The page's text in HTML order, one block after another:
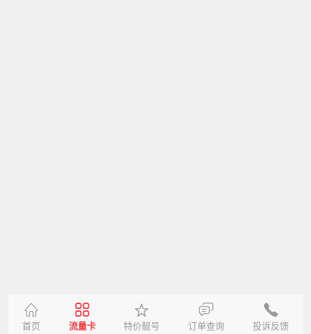
首页 流量卡 特价靓号 订单查询 投诉反馈